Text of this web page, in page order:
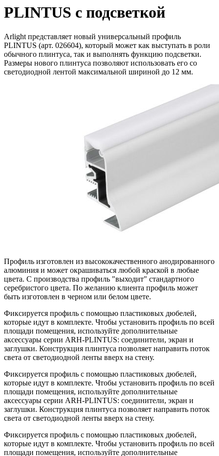
PLINTUS с подсветкой
Arlight представляет новый универсальный профиль
PLINTUS (арт. 026604), который может как выступать в роли
обычного плинтуса, так и выполнять функцию подсветки.
Размеры нового плинтуса позволяют использовать его со
светодиодной лентой максимальной шириной до 12 мм.
Профиль изготовлен из высококачественного анодированного
алюминия и может окрашиваться любой краской в любые
цвета. С производства профиль "выходит" стандартного
серебристого цвета. По желанию клиента профиль может
быть изготовлен в черном или белом цвете.
Фиксируется профиль с помощью пластиковых дюбелей,
которые идут в комплекте. Чтобы установить профиль по всей
площади помещения, используйте дополнительные
аксессуары серии ARH-PLINTUS: соединители, экран и
заглушки. Конструкция плинтуса позволяет направить поток
света от светодиодной ленты вверх на стену.
Фиксируется профиль с помощью пластиковых дюбелей,
которые идут в комплекте. Чтобы установить профиль по всей
площади помещения, используйте дополнительные
аксессуары серии ARH-PLINTUS: соединители, экран и
заглушки. Конструкция плинтуса позволяет направить поток
света от светодиодной ленты вверх на стену.
Фиксируется профиль с помощью пластиковых дюбелей,
которые идут в комплекте. Чтобы установить профиль по всей
площади помещения, используйте дополнительные